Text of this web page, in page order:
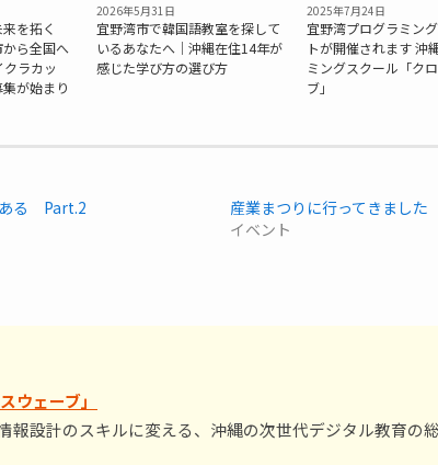
を拓く
ら全国へ
ラカッ
が始まり
2026年5月31日
宜野湾市で韓国語教室を探して
いるあなたへ｜沖縄在住14年が
感じた学び方の選び方
2025年7月24日
宜野湾プログラミン
トが開催されます 沖
ミングスクール「ク
ブ」
る Part.2
産業まつりに行ってきました
イベント
ウェーブ」
設計のスキルに変える、沖縄の次世代デジタル教育の総